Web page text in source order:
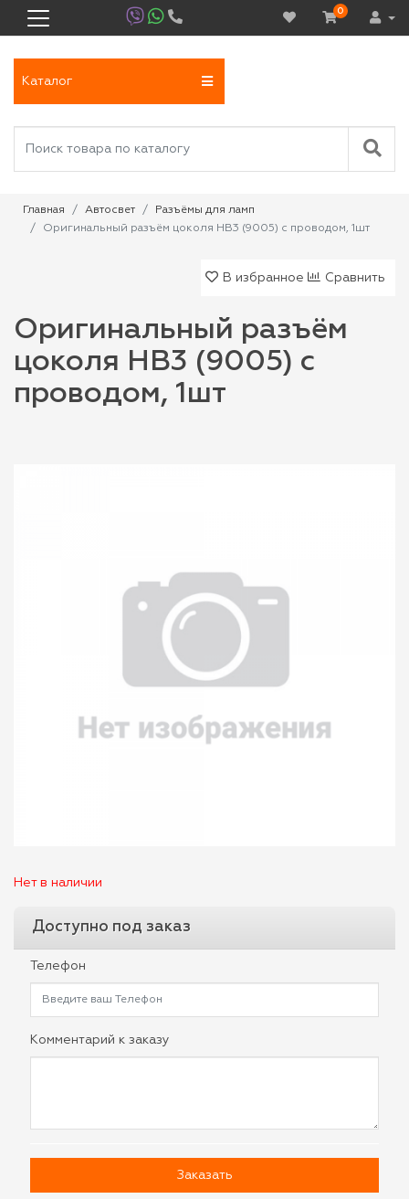
0
Каталог
Главная Автосвет
Разъёмы для ламп
Оригинальный разъём цоколя HB3 (9005) с проводом, 1шт
В избранное Сравнить
Оригинальный разъём
цоколя HB3 (9005) с
проводом, 1шт
Нет в наличии
Доступно под заказ
Телефон
Комментарий к заказу
Заказать